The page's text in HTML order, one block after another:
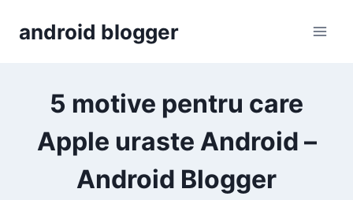
android blogger
5 motive pentru care
Apple uraste Android –
Android Blogger